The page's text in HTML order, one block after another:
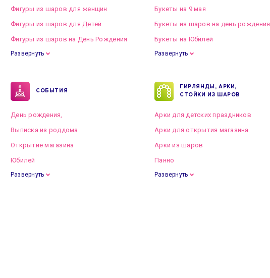
Фигуры из шаров для женщин
Фигуры из шаров для Детей
Фигуры из шаров на День Рождения
Развернуть
Букеты на 9 мая
Букеты из шаров на день рождения
Букеты на Юбилей
Развернуть
СОБЫТИЯ
День рождения,
Выписка из роддома
Открытие магазина
Юбилей
Развернуть
ГИРЛЯНДЫ, АРКИ,
СТОЙКИ ИЗ ШАРОВ
Арки для детских праздников
Арки для открытия магазина
Арки из шаров
Панно
Развернуть